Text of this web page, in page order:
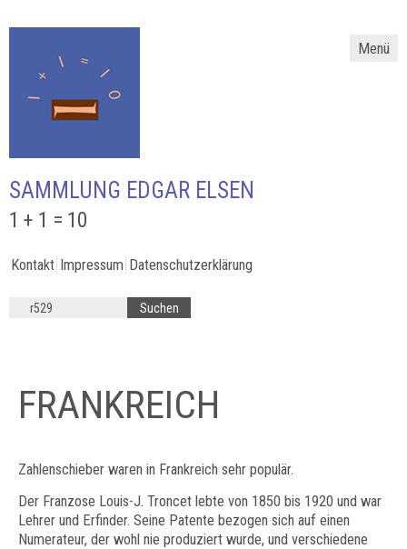
Menü
SAMMLUNG EDGAR ELSEN
1 + 1 = 10
Kontakt Impressum Datenschutzerklärung
FRANKREICH
Zahlenschieber waren in Frankreich sehr populär.
Der Franzose Louis-J. Troncet lebte von 1850 bis 1920 und war
Lehrer und Erfinder. Seine Patente bezogen sich auf einen
Numerateur, der wohl nie produziert wurde, und verschiedene